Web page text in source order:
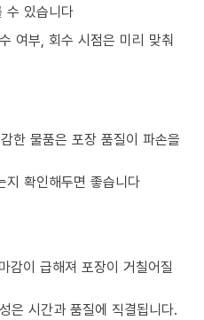
수 있습니다
여부, 회수 시점은 미리 맞춰
한 물품은 포장 품질이 파손을
지 확인해두면 좋습니다
감이 급해져 포장이 거칠어질
은 시간과 품질에 직결됩니다.